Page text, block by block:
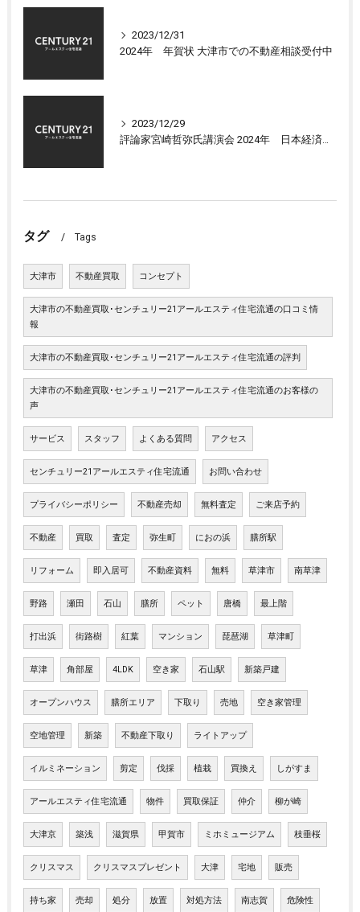
2023/12/31
2024年 年賀状 大津市での不動産相談受付中
2023/12/29
評論家宮崎哲弥氏講演会 2024年 日本経済の展望について
タグ Tags
大津市 不動産買取 コンセプト
大津市の不動産買取･センチュリー21アールエスティ住宅流通の口コミ情
報
大津市の不動産買取･センチュリー21アールエスティ住宅流通の評判
大津市の不動産買取･センチュリー21アールエスティ住宅流通のお客様の
声
サービス スタッフ よくある質問 アクセス
センチュリー21アールエスティ住宅流通 お問い合わせ
プライバシーポリシー 不動産売却 無料査定 ご来店予約
不動産 買取 査定 弥生町 におの浜 膳所駅
リフォーム 即入居可 不動産資料 無料 草津市 南草津
野路 瀬田 石山 膳所 ペット 唐橋 最上階
打出浜 街路樹 紅葉 マンション 琵琶湖 草津町
草津 角部屋 4LDK 空き家 石山駅 新築戸建
オープンハウス 膳所エリア 下取り 売地 空き家管理
空地管理 新築 不動産下取り ライトアップ
イルミネーション 剪定 伐採 植栽 買換え しがすま
アールエスティ住宅流通 物件 買取保証 仲介 柳が崎
大津京 築浅 滋賀県 甲賀市 ミホミュージアム 枝垂桜
クリスマス クリスマスプレゼント 大津 宅地 販売
持ち家 売却 処分 放置 対処方法 南志賀 危険性